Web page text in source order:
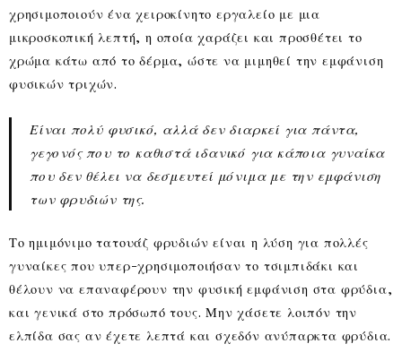
χρησιμοποιούν ένα χειροκίνητο εργαλείο με μια
μικροσκοπική λεπτή, η οποία χαράζει και προσθέτει το
χρώμα κάτω από το δέρμα, ώστε να μιμηθεί την εμφάνιση
φυσικών τριχών.
Είναι πολύ φυσικό, αλλά δεν διαρκεί για πάντα,
γεγονός που το καθιστά ιδανικό για κάποια γυναίκα
που δεν θέλει να δεσμευτεί μόνιμα με την εμφάνιση
των φρυδιών της.
Το ημιμόνιμο τατουάζ φρυδιών είναι η λύση για πολλές
γυναίκες που υπερ-χρησιμοποιήσαν το τσιμπιδάκι και
θέλουν να επαναφέρουν την φυσική εμφάνιση στα φρύδια,
και γενικά στο πρόσωπό τους. Μην χάσετε λοιπόν την
ελπίδα σας αν έχετε λεπτά και σχεδόν ανύπαρκτα φρύδια.